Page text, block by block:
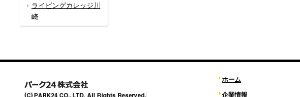
ライビングカレッジ川
崎
ホーム
企業情報